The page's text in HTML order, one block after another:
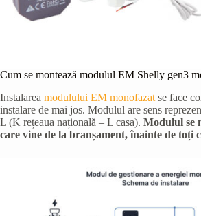
Cum se montează modulul EM Shelly gen3
Instalarea modulului EM monofazat se face
instalare de mai jos. Modulul are sens
L (K rețeaua națională – L casa). Modulul se
care vine de la branșament, înainte de toți